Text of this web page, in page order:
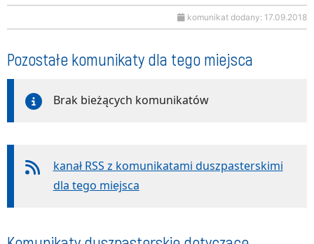
komunikat dodany: 17.09.2018
Pozostałe komunikaty dla tego miejsca
Brak bieżących komunikatów
kanał RSS z komunikatami duszpasterskimi
dla tego miejsca